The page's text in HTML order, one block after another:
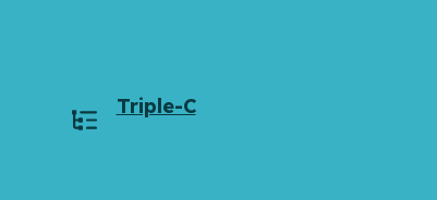
Categorieën
Triple-C